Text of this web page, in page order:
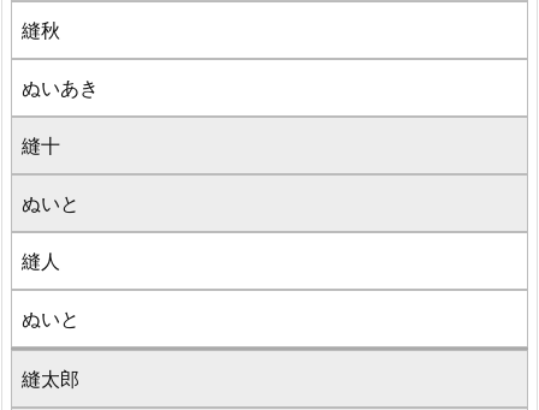
縫秋
ぬいあき
縫十
ぬいと
縫人
ぬいと
縫太郎